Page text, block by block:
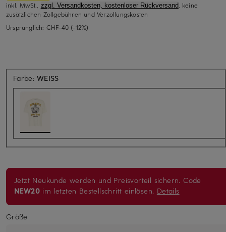
inkl. MwSt., zzgl. Versandkosten, kostenloser Rückversand, keine
zusätzlichen Zollgebühren und Verzollungskosten
Ursprünglich: CHF 40 (-12%)
Farbe:WEISS
Jetzt Neukunde werden und Preisvorteil sichern. Code
NEW20 im letzten Bestellschritt einlösen. Details
Größe